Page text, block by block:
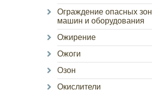
Ограждение опасных зон
машин и оборудования
Ожирение
Ожоги
Озон
Окислители